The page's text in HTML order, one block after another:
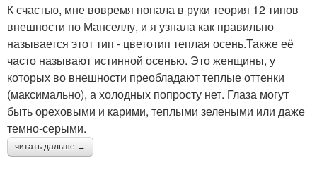
К счастью, мне вовремя попала в руки теория 12 типов
внешности по Манселлу, и я узнала как правильно
называется этот тип - цветотип теплая осень.Также её
часто называют истинной осенью. Это женщины, у
которых во внешности преобладают теплые оттенки
(максимально), а холодных попросту нет. Глаза могут
быть ореховыми и карими, теплыми зелеными или даже
темно-серыми.
читать дальше →